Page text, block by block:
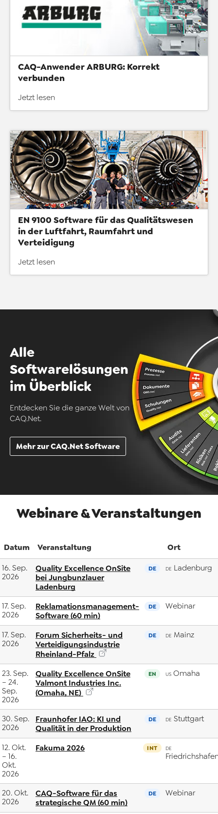
CAQ-Anwender ARBURG: Korrekt
verbunden
Jetzt lesen
EN 9100 Software für das Qualitätswesen
in der Luftfahrt, Raumfahrt und
Verteidigung
Jetzt lesen
Alle
Softwarelösungen
im Überblick
Entdecken Sie die ganze Welt von
CAQ.Net.
Mehr zur CAQ.Net Software
Webinare & Veranstaltungen
Datum Veranstaltung Ort
16. Sep.
2026
Quality Excellence OnSite
bei Jungbunzlauer
Ladenburg
DE DE Ladenburg
17. Sep.
2026
Reklamationsmanagement-
Software (60 min)
DE Webinar
17. Sep.
2026
Forum Sicherheits- und
Verteidigungsindustrie
Rheinland-Pfalz
DE DE Mainz
23. Sep.
– 24.
Sep.
2026
Quality Excellence OnSite
Valmont Industries Inc.
(Omaha, NE)
EN US Omaha
30. Sep.
2026
Fraunhofer IAO: KI und
Qualität in der Produktion
DE DE Stuttgart
12. Okt.
– 16.
Okt.
2026
Fakuma 2026 INT DE
20. Okt.
2026
CAQ-Software für das
strategische QM (60 min)
DE Webinar